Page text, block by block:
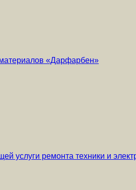
«Дарфарбен»
услуги ремонта техники и